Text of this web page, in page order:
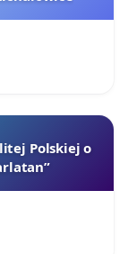
Polskiej o